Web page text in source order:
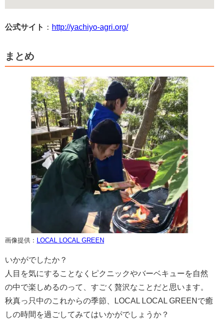
公式サイト ： http://yachiyo-agri.org/
まとめ
画像提供： LOCAL LOCAL GREEN
いかがでしたか？
人目を気にすることなくピクニックやバーベキューを自然
の中で楽しめるのって、すごく贅沢なことだと思います。
秋真っ只中のこれからの季節、LOCAL LOCAL GREENで癒
しの時間を過ごしてみてはいかがでしょうか？